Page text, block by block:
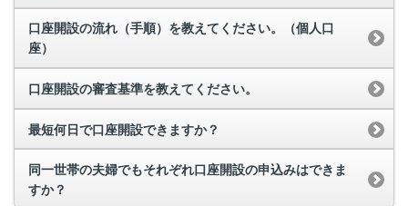
口座開設の流れ（手順）を教えてください。（個人口
座）
口座開設の審査基準を教えてください。
最短何日で口座開設できますか？
同一世帯の夫婦でもそれぞれ口座開設の申込みはできま
すか？